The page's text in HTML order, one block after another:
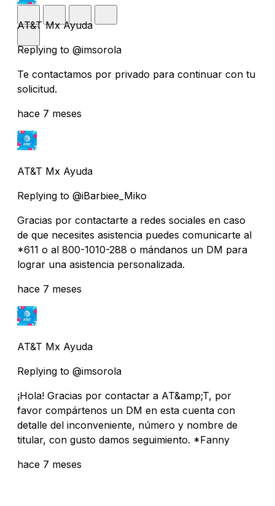
AT&T Mx Ayuda
Replying to @imsorola
Te contactamos por privado para continuar con tu
solicitud.
hace 7 meses
AT&T Mx Ayuda
Replying to @iBarbiee_Miko
Gracias por contactarte a redes sociales en caso
de que necesites asistencia puedes comunicarte al
*611 o al 800-1010-288 o mándanos un DM para
lograr una asistencia personalizada.
hace 7 meses
AT&T Mx Ayuda
Replying to @imsorola
¡Hola! Gracias por contactar a AT&amp;T, por
favor compártenos un DM en esta cuenta con
detalle del inconveniente, número y nombre de
titular, con gusto damos seguimiento. *Fanny
hace 7 meses